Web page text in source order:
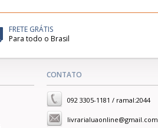
FRETE GRÁTIS
Para todo o Brasil
CONTATO
092 3305-1181 / ramal:2044
livrarialuaonline@gmail.com